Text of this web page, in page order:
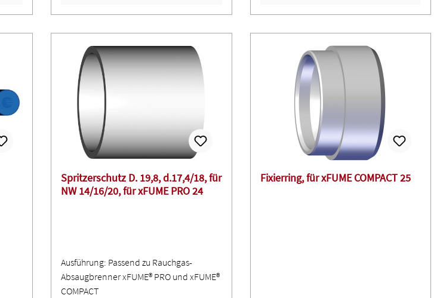
Spritzerschutz D. 19,8, d.17,4/18, für
NW 14/16/20, für xFUME PRO 24
Ausführung: Passend zu Rauchgas-
Absaugbrenner xFUME® PRO und xFUME®
COMPACT
Fixierring, für xFUME COMPACT 25